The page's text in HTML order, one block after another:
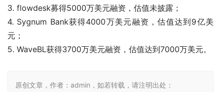
3. flowdesk募得5000万美元融资，估值未披露；
4. Sygnum Bank获得4000万美元融资，估值达到9亿美
元；
5. WaveBL获得3700万美元融资，估值达到7000万美元。
原创文章，作者：admin，如若转载，请注明出处：